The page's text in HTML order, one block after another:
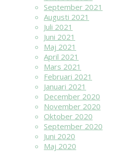
September 2021
Augusti 2021
Juli 2021
Juni 2021
Maj 2021
April 2021
Mars 2021
Februari 2021
Januari 2021
December 2020
November 2020
Oktober 2020
September 2020
Juni 2020
Maj 2020